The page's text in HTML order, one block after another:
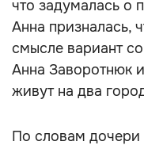
что задумалась о
Анна призналась,
смысле вариант
Анна Заворотнюк
живут на два
По словам дочери